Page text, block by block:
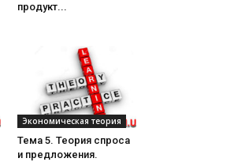
продукт...
Экономическая теория
Тема 5. Теория спроса
и предложения.